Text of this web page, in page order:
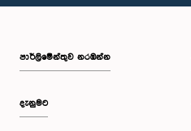
පාර්ලි‌මේන්තුව නරඹන්න
දැනුමට